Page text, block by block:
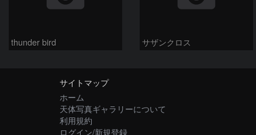
thunder bird サザンクロス
サイトマップ
ホーム
天体写真ギャラリーについて
利用規約
ログイン/新規登録